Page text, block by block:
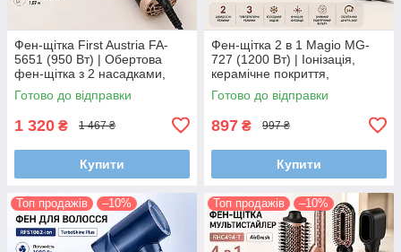
Фен-щітка First Austria FA-
5651 (950 Вт) | Обертова
фен-щітка з 2 насадками,
холодне повітря, керамічне
покриття
Готово до відправки
1 320 ₴ 1 467 ₴
Купити
Фен-щітка 2 в 1 Magio MG-
727 (1200 Вт) | Іонізація,
керамічне покриття,
холодний обдув, 3
температурні режими
Готово до відправки
897 ₴ 997 ₴
Купити
Топ продажів –10% Топ продажів –10%